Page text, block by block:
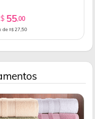
55,00
de R$ 27,50